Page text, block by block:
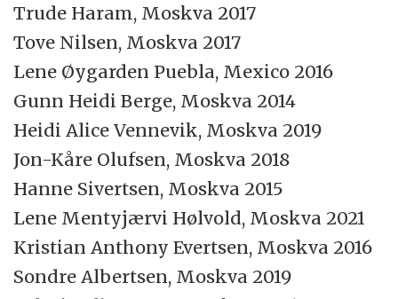
Trude Haram, Moskva 2017
Tove Nilsen, Moskva 2017
Lene Øygarden Puebla, Mexico 2016
Gunn Heidi Berge, Moskva 2014
Heidi Alice Vennevik, Moskva 2019
Jon-Kåre Olufsen, Moskva 2018
Hanne Sivertsen, Moskva 2015
Lene Mentyjærvi Hølvold, Moskva 2021
Kristian Anthony Evertsen, Moskva 2016
Sondre Albertsen, Moskva 2019